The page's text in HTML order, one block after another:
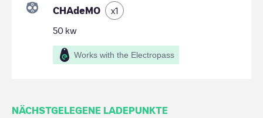
CHAdeMO x1
50 kw
Works with the Electropass
NÄCHSTGELEGENE LADEPUNKTE